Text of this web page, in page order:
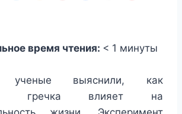
время чтения: < 1 минуты
ученые выяснили, как
гречка влияет на